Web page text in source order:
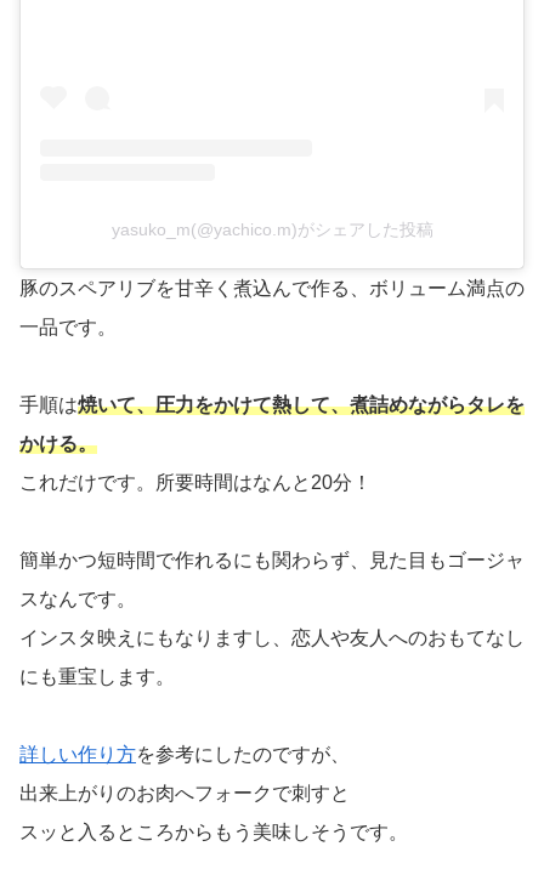
yasuko_m(@yachico.m)がシェアした投稿
豚のスペアリブを甘辛く煮込んで作る、ボリューム満点の
一品です。
手順は焼いて、圧力をかけて熱して、煮詰めながらタレを
かける。
これだけです。所要時間はなんと20分！
簡単かつ短時間で作れるにも関わらず、見た目もゴージャ
スなんです。
インスタ映えにもなりますし、恋人や友人へのおもてなし
にも重宝します。
詳しい作り方を参考にしたのですが、
出来上がりのお肉へフォークで刺すと
スッと入るところからもう美味しそうです。